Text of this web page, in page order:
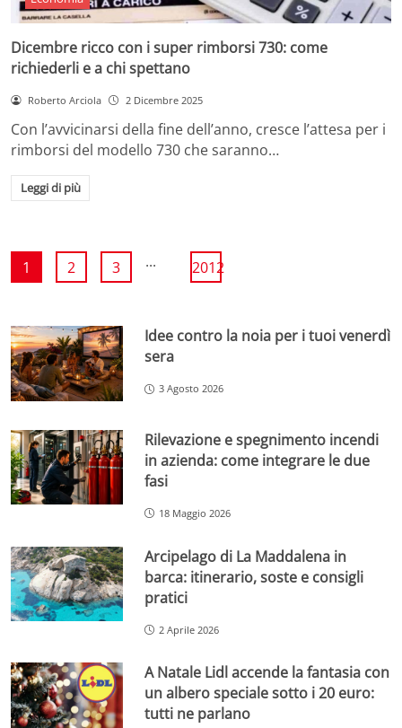
Dicembre ricco con i super rimborsi 730: come
richiederli e a chi spettano
Roberto Arciola 2 Dicembre 2025
Con l’avvicinarsi della fine dell’anno, cresce l’attesa per i
rimborsi del modello 730 che saranno…
Leggi di più
1 2 3 ... 2012
Idee contro la noia per i tuoi venerdì
sera
3 Agosto 2026
Rilevazione e spegnimento incendi
in azienda: come integrare le due
fasi
18 Maggio 2026
Arcipelago di La Maddalena in
barca: itinerario, soste e consigli
pratici
2 Aprile 2026
A Natale Lidl accende la fantasia con
un albero speciale sotto i 20 euro:
tutti ne parlano